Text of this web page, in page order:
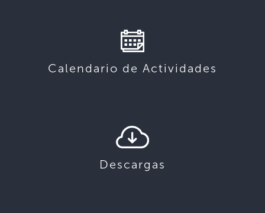
Calendario de Actividades
Descargas